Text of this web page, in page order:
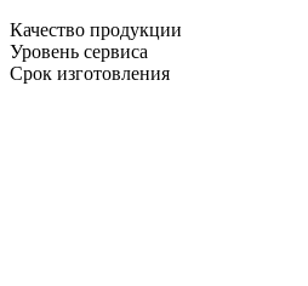
Качество продукции
Уровень сервиса
Срок изготовления